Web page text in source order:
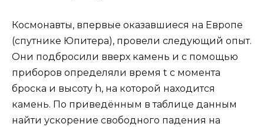
Космонавты, впервые оказавшиеся на Европе
(спутнике Юпитера), провели следующий опыт.
Они подбросили вверх камень и с помощью
приборов определяли время t с момента
броска и высоту h, на которой находится
камень. По приведённым в таблице данным
найти ускорение свободного падения на